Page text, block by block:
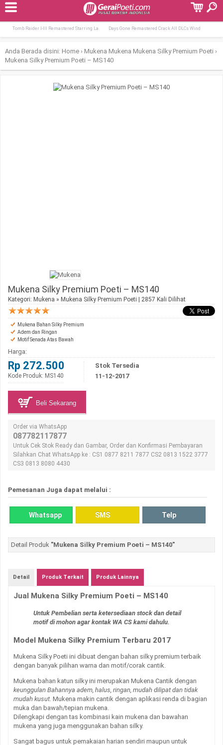
Terpopuler:
Tomb Raider I-III Remastered Starring La Days Gone Remastered Crack All DLCs Wind
Anda Berada disini: Home › Mukena Mukena Mukena Silky Premium Poeti ›
Mukena Silky Premium Poeti – MS140
Mukena Silky Premium Poeti – MS140
Kategori: Mukena » Mukena Silky Premium Poeti | 2857 Kali Dilihat
Mukena Bahan Silky Premium
Adem dan Ringan
Motif Senada Atas Bawah
Harga:
Rp 272.500
Kode Produk: MS140
Stok Tersedia
11-12-2017
Beli Sekarang
Order via WhatsApp
087782117877
Untuk Cek Stok Ready dan Gambar, Order dan Konfirmasi Pembayaran
Silahkan Chat WhatsApp ke : CS1 0877 8211 7877 CS2 0813 1522 3777
CS3 0813 8080 4430
Pemesanan Juga dapat melalui :
Whatsapp SMS Telp
Detail Produk "Mukena Silky Premium Poeti – MS140"
Detail Produk Terkait Produk Lainnya
Jual Mukena Silky Premium Poeti – MS140
Untuk Pembelian serta ketersediaan stock dan detail
motif di mohon agar kontak WA CS kami dahulu.
Model Mukena Silky Premium Terbaru 2017
Mukena Silky Poeti ini dibuat dengan bahan silky premium terbaik
dengan banyak pilihan warna dan motif/corak cantik.
Mukena bahan katun silky ini merupakan Mukena Cantik dengan
keunggulan Bahannya adem, halus, ringan, mudah dilipat dan tidak
mudah kusut. Mukena makin cantik dengan aplikasi renda di bagian
muka dan bawah/tepian mukena.
Dilengkapi dengan tas kombinasi kain mukena dan bawahan
mukena yang juga menggunakan bahan silky.
Sangat bagus untuk pemakaian harian sendiri maupun untuk